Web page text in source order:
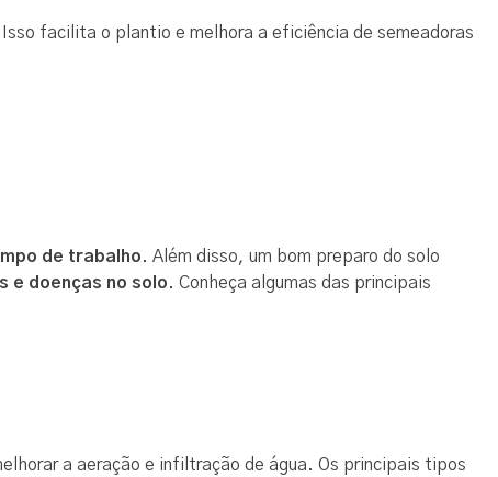
facilita o plantio e melhora a eficiência de semeadoras
de trabalho. Além disso, um bom preparo do solo
e doenças no solo. Conheça algumas das principais
a aeração e infiltração de água. Os principais tipos